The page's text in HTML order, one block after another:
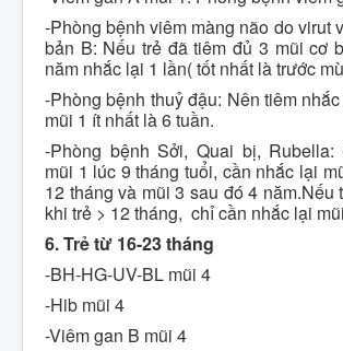
-Phòng bệnh viêm màng não do virut
bản B: Nếu trẻ đã tiêm đủ 3 mũi cơ
năm nhắc lại 1 lần( tốt nhất là trước
-Phòng bệnh thuỷ đậu: Nên tiêm
mũi 1 ít nhất là 6 tuần.
-Phòng bệnh Sởi, Quai bị, Rubella:
mũi 1 lúc 9 tháng tuổi, cần nhắc lại
12 tháng và mũi 3 sau đó 4 năm.Nếu
khi trẻ > 12 tháng, chỉ cần nhắc lại
6. Trẻ từ 16-23 tháng
-BH-HG-UV-BL mũi 4
-Hib mũi 4
-Viêm gan B mũi 4